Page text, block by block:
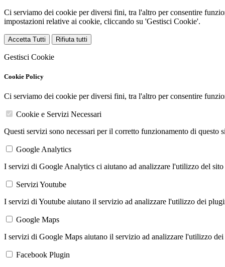
Ci serviamo dei cookie per diversi fini, tra l'altro per consentire
impostazioni relative ai cookie, cliccando su 'Gestisci Cookie'.
Accetta Tutti Rifiuta tutti
Gestisci Cookie
Cookie Policy
Ci serviamo dei cookie per diversi fini, tra l'altro per consentire
Cookie e Servizi Necessari
Questi servizi sono necessari per il corretto funzionamento di questo
Google Analytics
I servizi di Google Analytics ci aiutano ad analizzare l'utilizzo del
Servizi Youtube
I servizi di Youtube aiutano il servizio ad analizzare l'utilizzo dei
Google Maps
I servizi di Google Maps aiutano il servizio ad analizzare l'utilizzo
Facebook Plugin